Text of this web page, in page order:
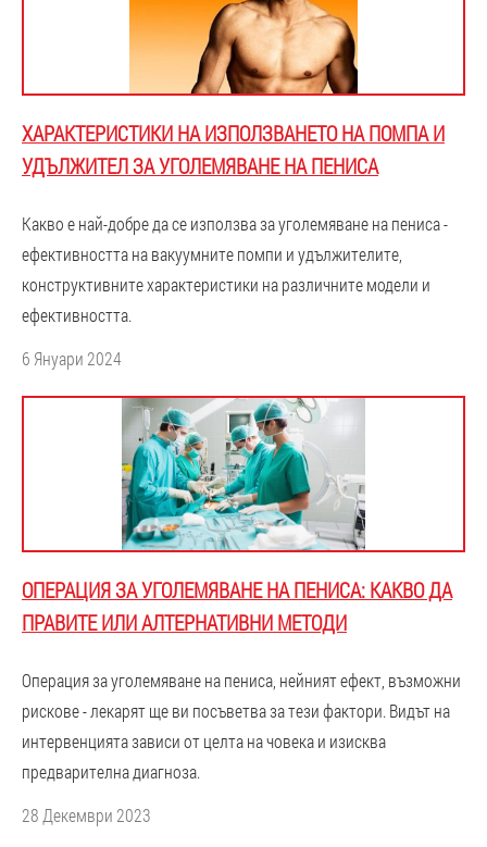
ХАРАКТЕРИСТИКИ НА ИЗПОЛЗВАНЕТО НА ПОМПА И
УДЪЛЖИТЕЛ ЗА УГОЛЕМЯВАНЕ НА ПЕНИСА
Какво е най-добре да се използва за уголемяване на пениса -
ефективността на вакуумните помпи и удължителите,
конструктивните характеристики на различните модели и
ефективността.
6 Януари 2024
ОПЕРАЦИЯ ЗА УГОЛЕМЯВАНЕ НА ПЕНИСА: КАКВО ДА
ПРАВИТЕ ИЛИ АЛТЕРНАТИВНИ МЕТОДИ
Операция за уголемяване на пениса, нейният ефект, възможни
рискове - лекарят ще ви посъветва за тези фактори. Видът на
интервенцията зависи от целта на човека и изисква
предварителна диагноза.
28 Декември 2023